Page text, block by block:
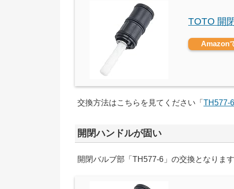
TOTO 開
Amazon
交換方法はこちらを見てください「 TH577-
開閉ハンドルが固い
開閉バルブ部「TH577-6」の交換となります